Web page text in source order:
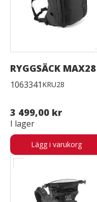
RYGGSÄCK MAX28
1063341 KRU28
3 499,00 kr
I lager
Lägg i varukorg